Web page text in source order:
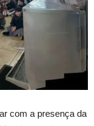
com a presença da